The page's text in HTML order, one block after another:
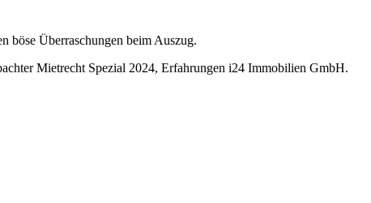
böse Überraschungen beim Auszug.
Mietrecht Spezial 2024, Erfahrungen i24 Immobilien GmbH.